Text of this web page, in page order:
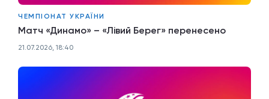
ЧЕМПІОНАТ УКРАЇНИ
Матч «Динамо» – «Лівий Берег» перенесено
21.07.2026, 18:40